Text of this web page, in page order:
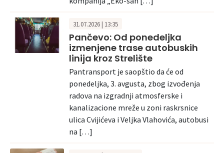
31.07.2026 | 13:35
Pančevo: Od ponedeljka
izmenjene trase autobuskih
linija kroz Strelište
Pantransport je saopštio da će od
ponedeljka, 3. avgusta, zbog izvođenja
radova na izgradnji atmosferske i
kanalizacione mreže u zoni raskrsnice
ulica Cvijićeva i Veljka Vlahovića, autobusi
na […]